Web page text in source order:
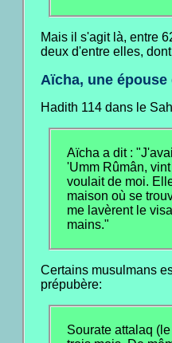
Mais il s'agit là, entre
deux d'entre elles,
Aïcha, une épouse
Hadith 114 dans le
Aïcha a dit :
'Umm Rûmân,
voulait de moi.
maison où se
me lavèrent le
mains."
Certains musulmans
prépubère:
Sourate attalaq